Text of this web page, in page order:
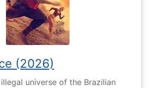
(2026)
universe of the Brazilian